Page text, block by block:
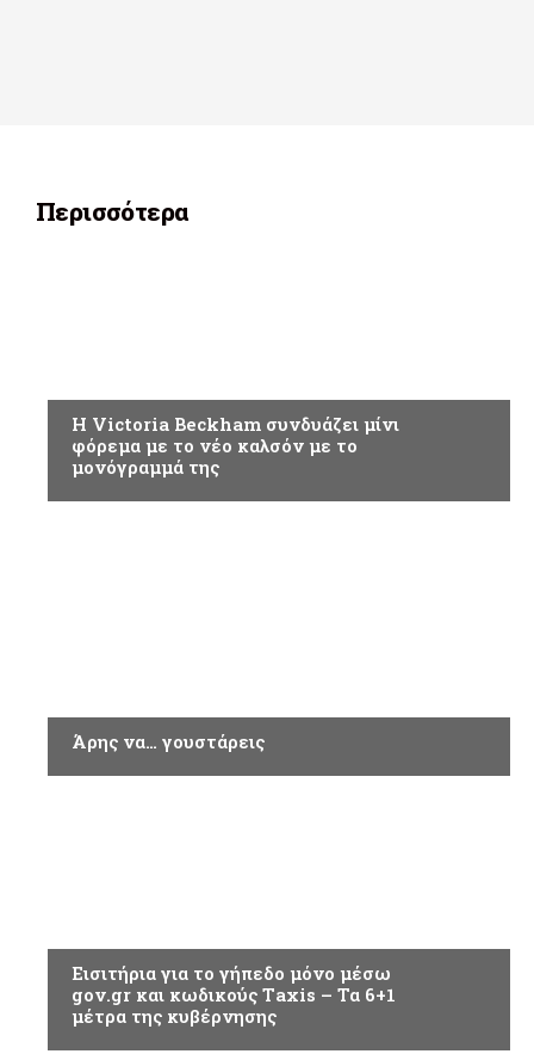
Περισσότερα
H Victoria Beckham συνδυάζει μίνι
φόρεμα με το νέο καλσόν με το
μονόγραμμά της
Άρης να… γουστάρεις
Εισιτήρια για το γήπεδο μόνο μέσω
gov.gr και κωδικούς Τaxis – Τα 6+1
μέτρα της κυβέρνησης